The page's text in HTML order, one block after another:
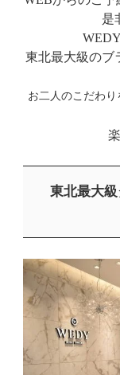
是
東北最大級のブ
お二人のこだわ
東北最大